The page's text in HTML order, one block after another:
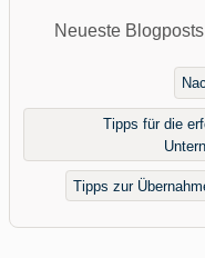
Neueste
Tipps für die
Tipps zur